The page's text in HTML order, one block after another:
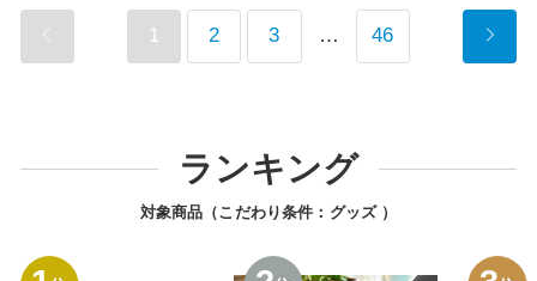
1 2 3 … 46
ランキング
対象商品（こだわり条件： グッズ）